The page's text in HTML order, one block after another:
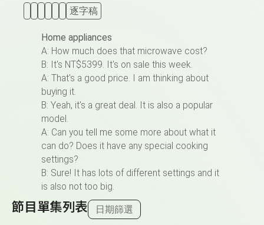
逐字稿
Home appliances
A: How much does that microwave cost?
B: It's NT$5399. It's on sale this week.
A: That's a good price. I am thinking about
buying it.
B: Yeah, it's a great deal. It is also a popular
model.
A: Can you tel me some more about what it
can do? Does it have any special cooking
settings?
B: Sure! It has lots of different settings and it
is also not too big.
節目單集列表 日期篩選